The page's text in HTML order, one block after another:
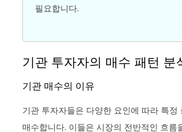
필요합니다.
기관 투자자의 매수 패턴 분
기관 매수의 이유
기관 투자자들은 다양한 요인에 따라 특정
매수합니다. 이들은 시장의 전반적인 흐름